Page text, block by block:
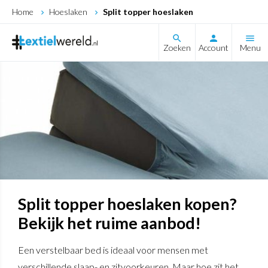
Home Hoeslaken Split topper hoeslaken
Zoeken Account Menu
Split topper hoeslaken kopen?
Bekijk het ruime aanbod!
Een verstelbaar bed is ideaal voor mensen met